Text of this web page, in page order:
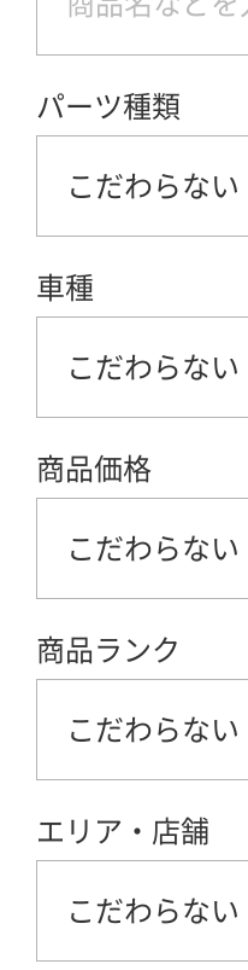
パーツ種類
こだわらない
車種
こだわらない
商品価格
こだわらない
商品ランク
こだわらない
エリア・店舗
こだわらない